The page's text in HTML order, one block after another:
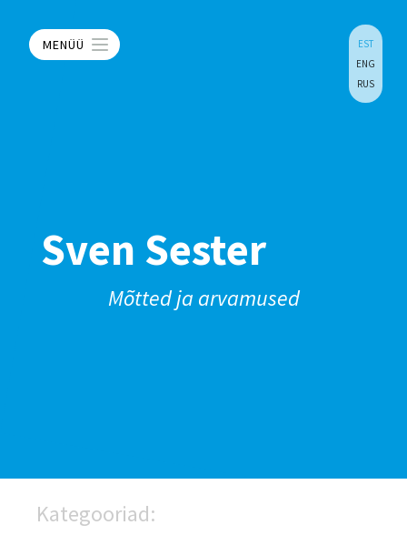
MENÜÜ
EST
ENG
RUS
Sven Sester
Mõtted ja arvamused
Kategooriad: